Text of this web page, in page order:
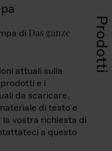
Prodotti
di Das ganze
attuali sulla
e i
da scaricare.
di testo e
vostra richiesta di
a questo